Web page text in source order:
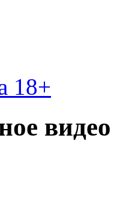
18+
видео